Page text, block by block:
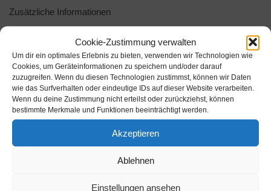
Cookie-Zustimmung verwalten
Um dir ein optimales Erlebnis zu bieten, verwenden wir Technologien wie
Cookies, um Geräteinformationen zu speichern und/oder darauf
zuzugreifen. Wenn du diesen Technologien zustimmst, können wir Daten
wie das Surfverhalten oder eindeutige IDs auf dieser Website verarbeiten.
Wenn du deine Zustimmung nicht erteilst oder zurückziehst, können
bestimmte Merkmale und Funktionen beeinträchtigt werden.
Akzeptieren
Ablehnen
Einstellungen ansehen
Zusätzliche Informationen
Amazon.de